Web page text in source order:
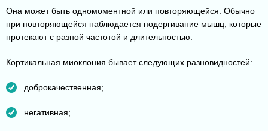
Она может быть одномоментной или повторяющейся. Обычно
при повторяющейся наблюдается подергивание мышц, которые
протекают с разной частотой и длительностью.
Кортикальная миоклония бывает следующих разновидностей:
доброкачественная;
негативная;